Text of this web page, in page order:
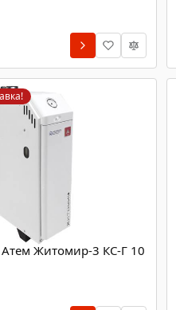
Атем Житомир-3 КС-Г 10